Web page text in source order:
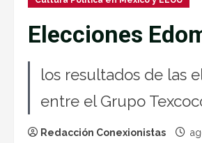
Elecciones
los resultados de las
entre el Grupo
Redacción Conexionistas